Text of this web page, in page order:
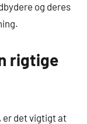
og deres
rigtige
er det vigtigt at